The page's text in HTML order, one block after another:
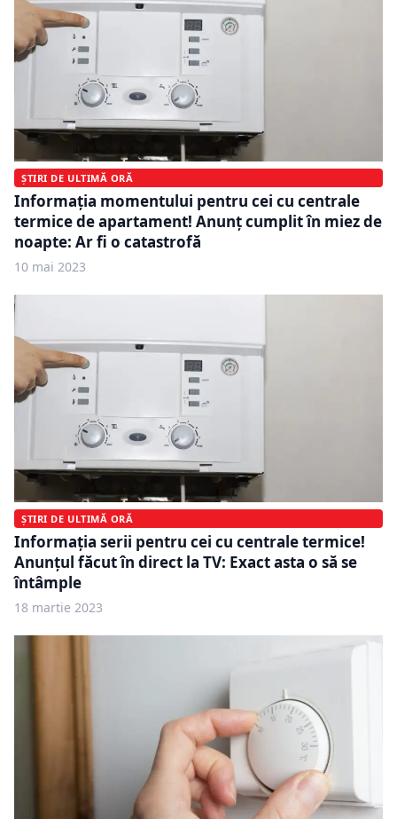
ȘTIRI DE ULTIMĂ ORĂ
Informația momentului pentru cei cu centrale
termice de apartament! Anunț cumplit în miez de
noapte: Ar fi o catastrofă
10 mai 2023
ȘTIRI DE ULTIMĂ ORĂ
Informația serii pentru cei cu centrale termice!
Anunțul făcut în direct la TV: Exact asta o să se
întâmple
18 martie 2023